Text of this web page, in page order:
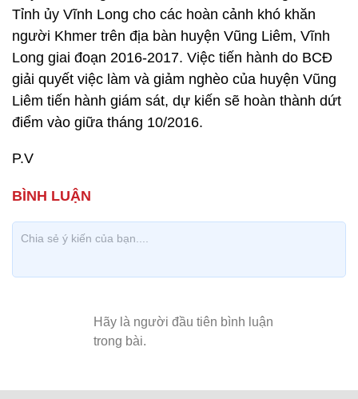
Tỉnh ủy Vĩnh Long cho các hoàn cảnh khó khăn
người Khmer trên địa bàn huyện Vũng Liêm, Vĩnh
Long giai đoạn 2016-2017. Việc tiến hành do BCĐ
giải quyết việc làm và giảm nghèo của huyện Vũng
Liêm tiến hành giám sát, dự kiến sẽ hoàn thành dứt
điểm vào giữa tháng 10/2016.
P.V